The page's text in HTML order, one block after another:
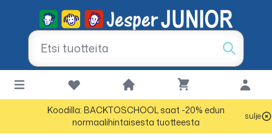
Koodilla: BACKTOSCHOOL saat -20% edun
normaalihintaisesta tuotteesta
sulje